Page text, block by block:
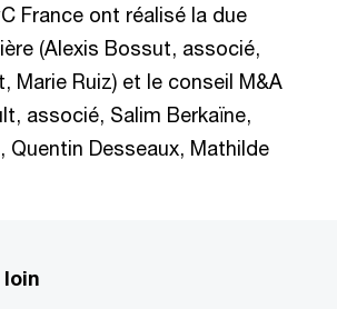
France ont réalisé la due
(Alexis Bossut, associé,
Marie Ruiz) et le conseil M&A
associé, Salim Berkaïne,
Quentin Desseaux, Mathilde